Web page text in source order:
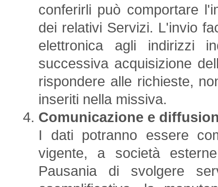
conferirli può comportare
dei relativi Servizi. L'invio
elettronica agli indirizzi
successiva acquisizione
rispondere alle richieste,
inseriti nella missiva.
Comunicazione e
I dati potranno essere
vigente, a società
Pausania di svolgere